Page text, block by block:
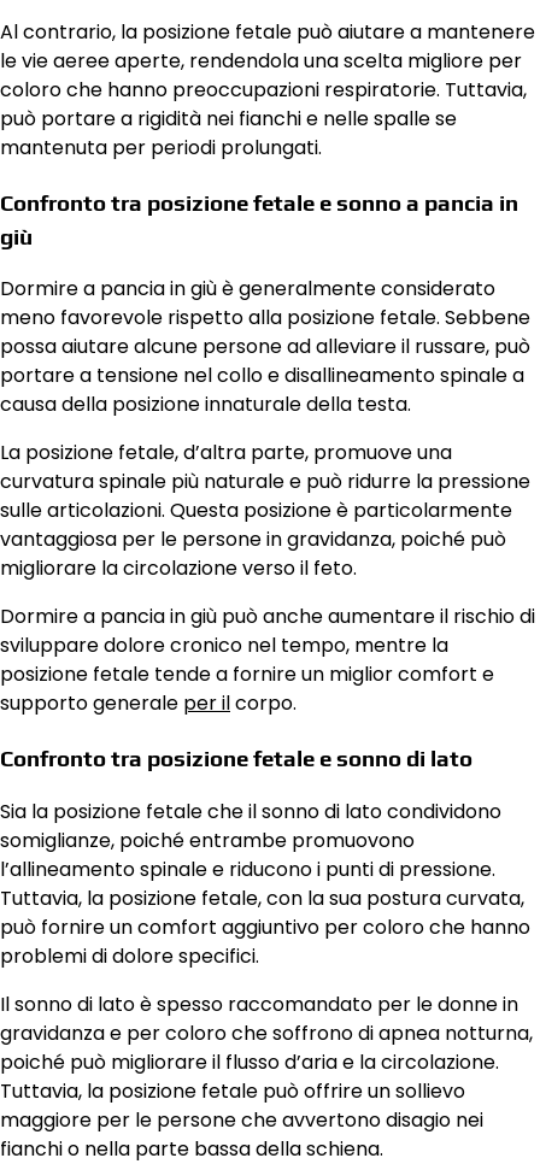
Al contrario, la posizione fetale può aiutare a mantenere
le vie aeree aperte, rendendola una scelta migliore per
coloro che hanno preoccupazioni respiratorie. Tuttavia,
può portare a rigidità nei fianchi e nelle spalle se
mantenuta per periodi prolungati.
Confronto tra posizione fetale e sonno a pancia in
giù
Dormire a pancia in giù è generalmente considerato
meno favorevole rispetto alla posizione fetale. Sebbene
possa aiutare alcune persone ad alleviare il russare, può
portare a tensione nel collo e disallineamento spinale a
causa della posizione innaturale della testa.
La posizione fetale, d’altra parte, promuove una
curvatura spinale più naturale e può ridurre la pressione
sulle articolazioni. Questa posizione è particolarmente
vantaggiosa per le persone in gravidanza, poiché può
migliorare la circolazione verso il feto.
Dormire a pancia in giù può anche aumentare il rischio di
sviluppare dolore cronico nel tempo, mentre la
posizione fetale tende a fornire un miglior comfort e
supporto generale per ilcorpo.
Confronto tra posizione fetale e sonno di lato
Sia la posizione fetale che il sonno di lato condividono
somiglianze, poiché entrambe promuovono
l’allineamento spinale e riducono i punti di pressione.
Tuttavia, la posizione fetale, con la sua postura curvata,
può fornire un comfort aggiuntivo per coloro che hanno
problemi di dolore specifici.
Il sonno di lato è spesso raccomandato per le donne in
gravidanza e per coloro che soffrono di apnea notturna,
poiché può migliorare il flusso d’aria e la circolazione.
Tuttavia, la posizione fetale può offrire un sollievo
maggiore per le persone che avvertono disagio nei
fianchi o nella parte bassa della schiena.